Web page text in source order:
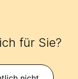
für Sie?